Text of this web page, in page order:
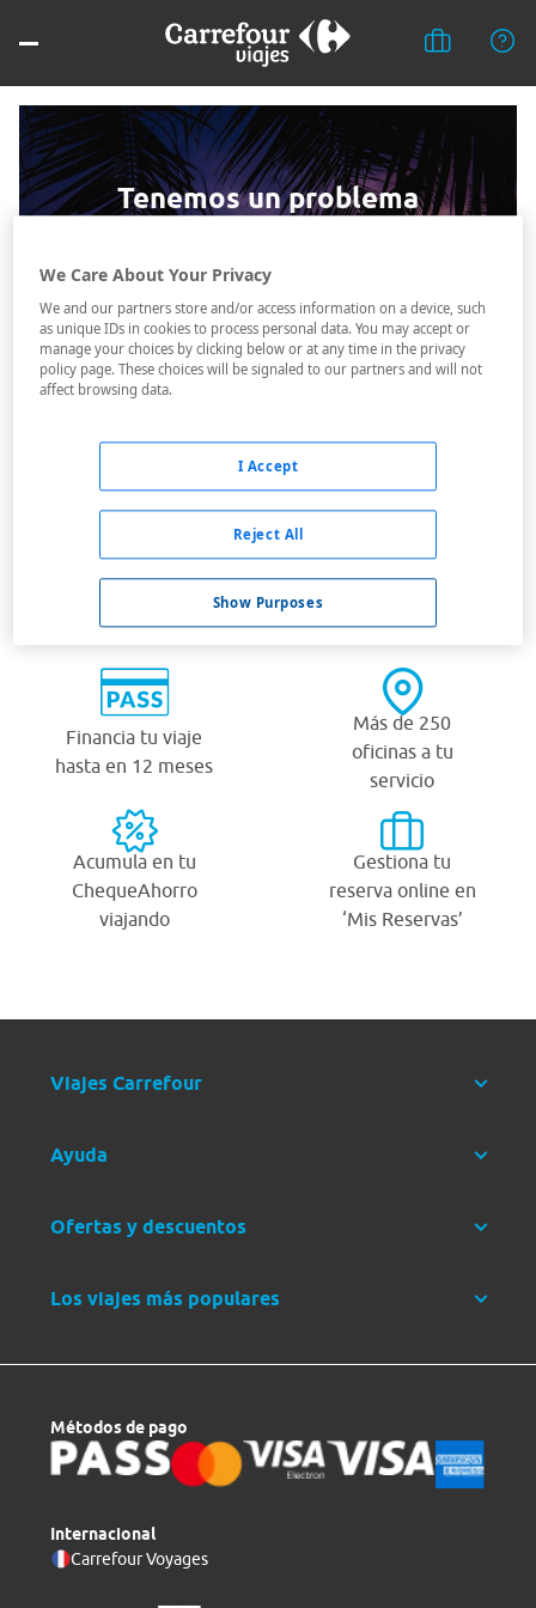
Tenemos un problema
Si el problema persiste, puedes enviarnos un email a:
es_viajes_online@carrefour.com
O llamanos al teléfono:
919 100 057
¿Por qué viajar con Viajes Carrefour?
Financia tu viaje
hasta en 12 meses
Más de 250
oficinas a tu
servicio
Acumula en tu
ChequeAhorro
viajando
Gestiona tu
reserva online en
‘Mis Reservas’
Viajes Carrefour
Ayuda
Ofertas y descuentos
Los viajes más populares
Métodos de pago
Internacional
Carrefour Voyages
We Care About Your Privacy
We and our partners store and/or access information on a device, such
as unique IDs in cookies to process personal data. You may accept or
manage your choices by clicking below or at any time in the privacy
policy page. These choices will be signaled to our partners and will not
affect browsing data.
Show Purposes
Reject All
I Accept